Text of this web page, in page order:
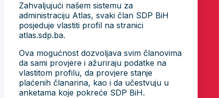
Zahvaljujući našem sistemu za
administraciju Atlas, svaki član SDP BiH
posjeduje vlastiti profil na stranici
atlas.sdp.ba.
Ova mogućnost dozvoljava svim članovima
da sami provjere i ažuriraju podatke na
vlastitom profilu, da provjere stanje
plaćenih članarina, kao i da učestvuju u
anketama koje pokreće SDP BiH.